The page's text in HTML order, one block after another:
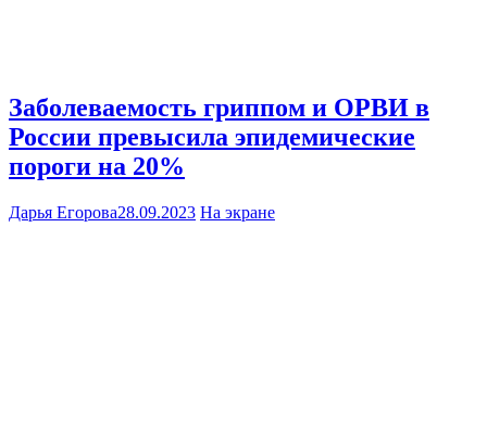
Заболеваемость гриппом и ОРВИ в
России превысила эпидемические
пороги на 20%
Дарья Егорова28.09.2023 На экране